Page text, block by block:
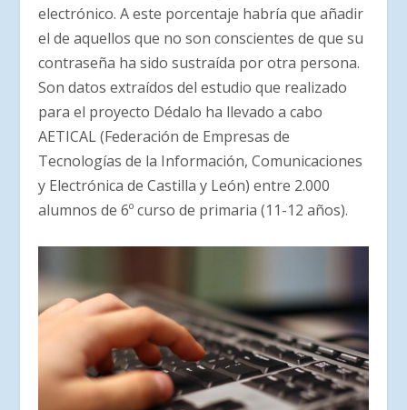
electrónico. A este porcentaje habría que añadir
el de aquellos que no son conscientes de que su
contraseña ha sido sustraída por otra persona.
Son datos extraídos del estudio que realizado
para el proyecto Dédalo ha llevado a cabo
AETICAL (Federación de Empresas de
Tecnologías de la Información, Comunicaciones
y Electrónica de Castilla y León) entre 2.000
alumnos de 6º curso de primaria (11-12 años).